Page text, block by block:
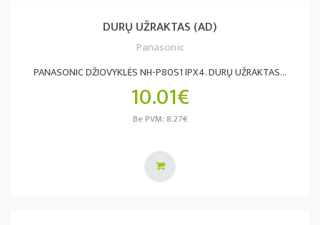
DURŲ UŽRAKTAS (AD)
Panasonic
PANASONIC DŽIOVYKLĖS NH-P80S1 IPX4. DURŲ UŽRAKTAS...
10.01€
Be PVM: 8.27€